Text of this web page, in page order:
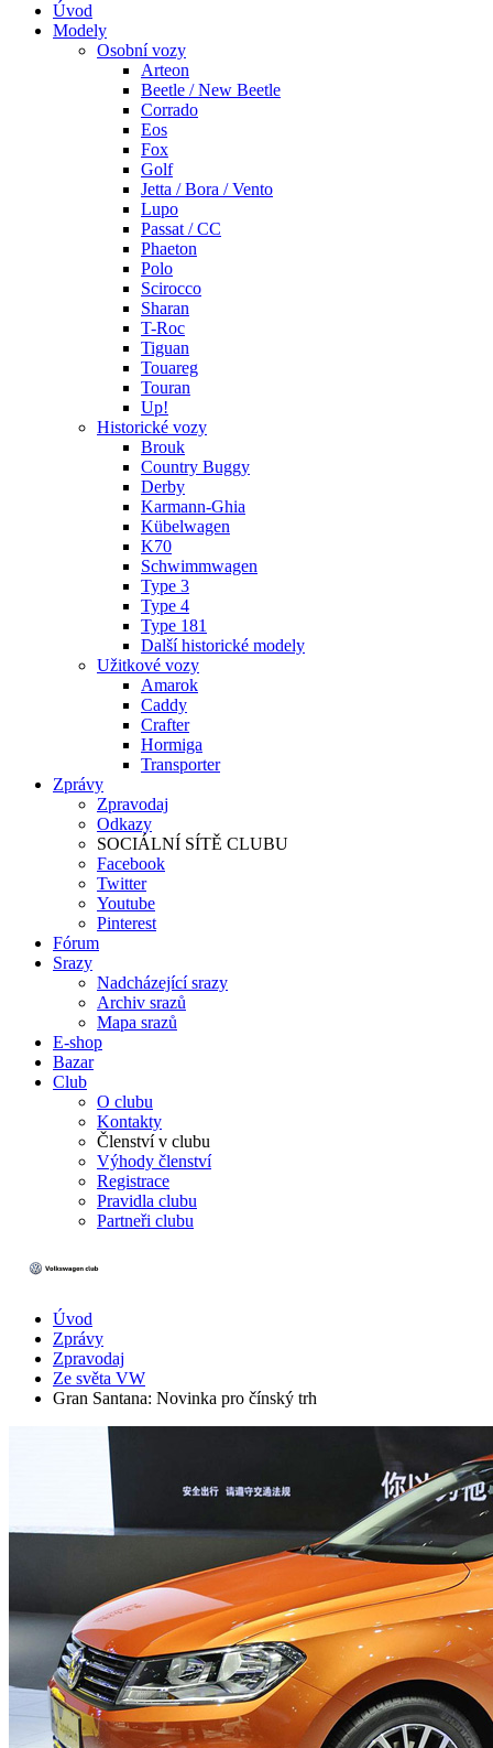
Úvod
Modely
Osobní vozy
Arteon
Beetle / New Beetle
Corrado
Eos
Fox
Golf
Jetta / Bora / Vento
Lupo
Passat / CC
Phaeton
Polo
Scirocco
Sharan
T-Roc
Tiguan
Touareg
Touran
Up!
Historické vozy
Brouk
Country Buggy
Derby
Karmann-Ghia
Kübelwagen
K70
Schwimmwagen
Type 3
Type 4
Type 181
Další historické modely
Užitkové vozy
Amarok
Caddy
Crafter
Hormiga
Transporter
Zprávy
Zpravodaj
Odkazy
SOCIÁLNÍ SÍTĚ CLUBU
Facebook
Twitter
Youtube
Pinterest
Fórum
Srazy
Nadcházející srazy
Archiv srazů
Mapa srazů
E-shop
Bazar
Club
O clubu
Kontakty
Členství v clubu
Výhody členství
Registrace
Pravidla clubu
Partneři clubu
Úvod
Zprávy
Zpravodaj
Ze světa VW
Gran Santana: Novinka pro čínský trh